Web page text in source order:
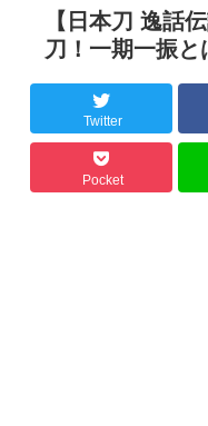
【日本刀 逸話
刀！一期一振と
Twitter
Pocket